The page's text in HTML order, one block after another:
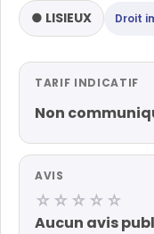
● LISIEUX Droit
TARIF INDICATIF
Non
AVIS
☆☆☆☆☆
Aucun avis